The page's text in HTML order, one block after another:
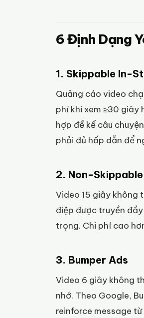
6 Định Dạng
1. Skippable In-
Quảng cáo video
phí khi xem ≥30 giây
hợp để kể câu
phải đủ hấp dẫn để
2. Non-
Video 15 giây không
điệp được truyền
trọng. Chi phí cao
3. Bumper Ads
Video 6 giây không
nhớ. Theo Google,
reinforce message